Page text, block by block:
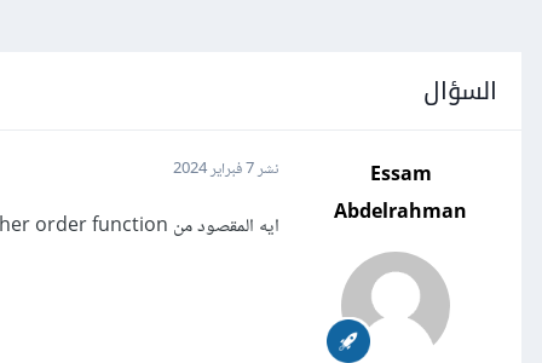
السؤال
Essam
Abdelrahman
نشر7 فبراير 2024
ايه المقصود من higher order function